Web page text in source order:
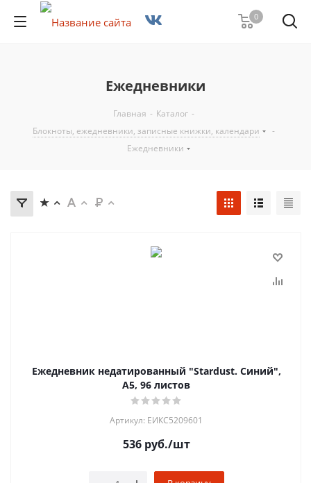
0
Ежедневники
Главная - Каталог -
Блокноты, ежедневники, записные книжки, календари
-
Ежедневники
Ежедневник недатированный "Stardust. Синий",
А5, 96 листов
Артикул: ЕИКС5209601
536руб./шт